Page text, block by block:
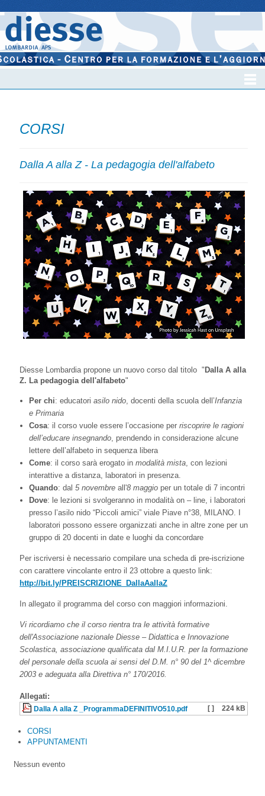
CORSI
Dalla A alla Z - La pedagogia dell'alfabeto
Diesse Lombardia propone un nuovo corso dal titolo " Dalla A alla
Z. La pedagogia dell'alfabeto"
Per chi: educatori asilo nido, docenti della scuola dell’Infanzia
e Primaria
Cosa: il corso vuole essere l’occasione per riscoprire le ragioni
dell’educare insegnando, prendendo in considerazione alcune
lettere dell’alfabeto in sequenza libera
Come: il corso sarà erogato in modalità mista, con lezioni
interattive a distanza, laboratori in presenza.
Quando: dal 5 novembre all'8 maggio per un totale di 7 incontri
Dove: le lezioni si svolgeranno in modalità on – line, i laboratori
presso l’asilo nido “Piccoli amici” viale Piave n°38, MILANO. I
laboratori possono essere organizzati anche in altre zone per un
gruppo di 20 docenti in date e luoghi da concordare
Per iscriversi è necessario compilare una scheda di pre-iscrizione
con carattere vincolante entro il 23 ottobre a questo link:
http://bit.ly/PREISCRIZIONE_DallaAallaZ
In allegato il programma del corso con maggiori informazioni.
Vi ricordiamo che il corso rientra tra le attività formative
dell'Associazione nazionale Diesse – Didattica e Innovazione
Scolastica, associazione qualificata dal M.I.U.R. per la formazione
del personale della scuola ai sensi del D.M. n° 90 del 1^ dicembre
2003 e adeguata alla Direttiva n° 170/2016.
Allegati:
Dalla A alla Z _ProgrammaDEFINITIVO510.pdf [ ] 224 kB
CORSI
APPUNTAMENTI
Nessun evento